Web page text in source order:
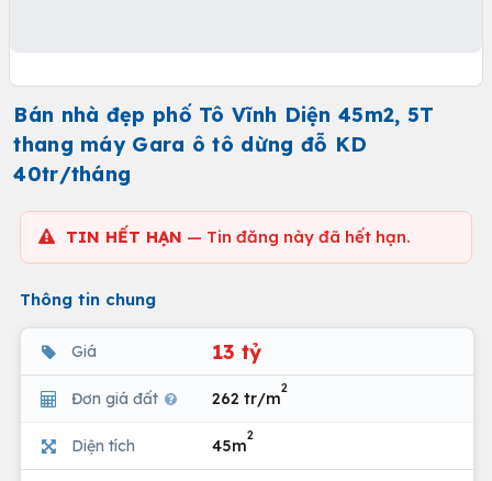
Bán nhà đẹp phố Tô Vĩnh Diện 45m2, 5T
thang máy Gara ô tô dừng đỗ KD
40tr/tháng
TIN HẾT HẠN — Tin đăng này đã hết hạn.
Thông tin chung
Giá 13 tỷ
Đơn giá đất 262 tr/m
2
Diện tích 45m
2